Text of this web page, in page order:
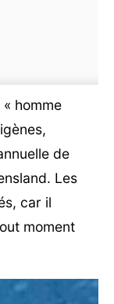
homme
de
Les
car il
moment